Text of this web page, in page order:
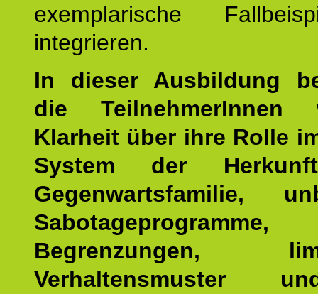
exemplarische
integrieren.
In dieser Ausbildung
die TeilnehmerInnen
Klarheit über ihre Rolle
System der
Gegenwartsfamilie,
Begrenzungen,
Verhaltensmuster